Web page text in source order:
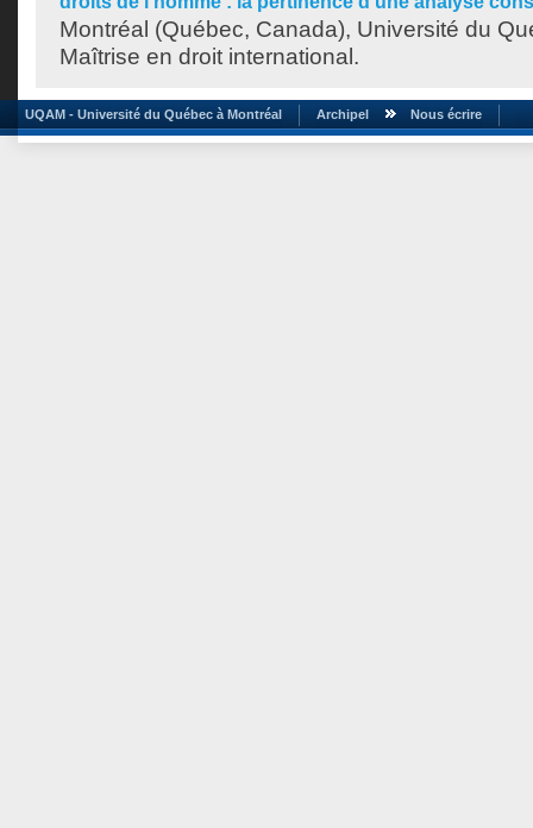
Montréal (Québec, Canada), Université du
Maîtrise en droit international.
UQAM - Université du Québec à Montréal Archipel Nous écrire